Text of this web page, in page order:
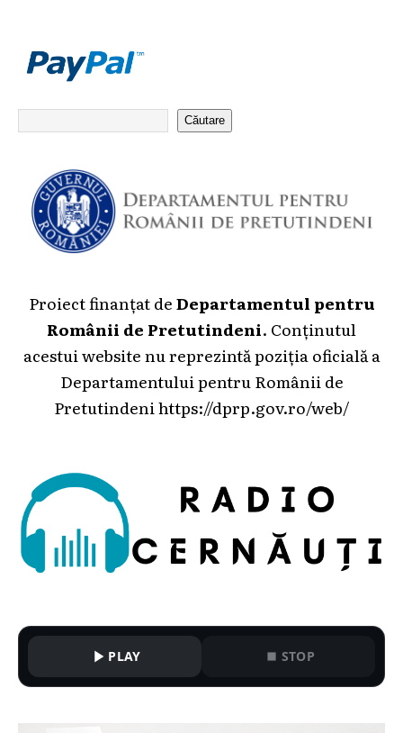
Căutare
Proiect finanțat deDepartamentul pentru
Românii de Pretutindeni. Conținutul
acestui website nu reprezintă poziția oficială a
Departamentului pentru Românii de
Pretutindeni https://dprp.gov.ro/web/
PLAY STOP